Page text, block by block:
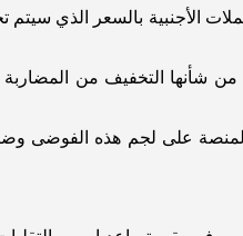
الأجنبية بالسعر الذي سيتم
من شأنها التخفيف من
عتبة الـ15 الفا تارة، وانخفاضه فجأة الى الـ 12 الف ليرة، ما هي